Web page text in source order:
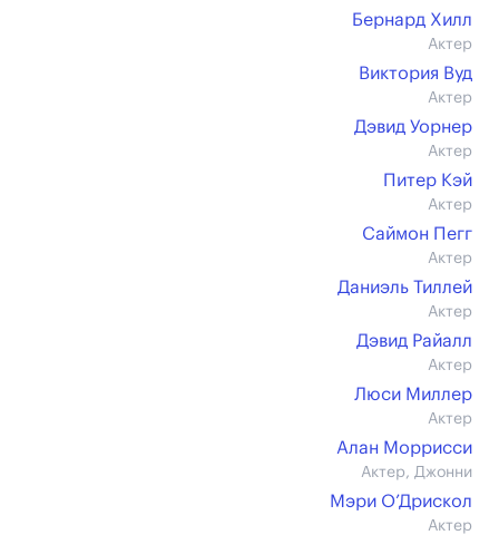
Бернард Хилл
Актер
Виктория Вуд
Актер
Дэвид Уорнер
Актер
Питер Кэй
Актер
Саймон Пегг
Актер
Даниэль Тиллей
Актер
Дэвид Райалл
Актер
Люси Миллер
Актер
Алан Моррисси
Актер, Джонни
Мэри О’Дрискол
Актер